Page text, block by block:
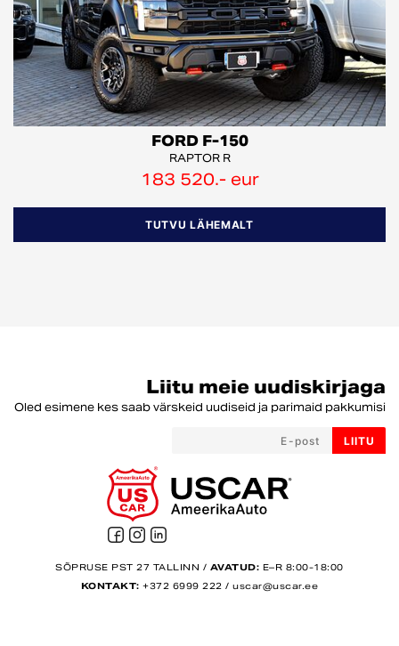
FORD F-150
RAPTOR R
183 520.- eur
TUTVU LÄHEMALT
SÕPRUSE PST 27 TALLINN /AVATUD: E–R 8:00-18:00
KONTAKT:+372 6999 222/uscar@uscar.ee
Liitu meie uudiskirjaga
Oled esimene kes saab värskeid uudiseid ja parimaid pakkumisi
LIITU